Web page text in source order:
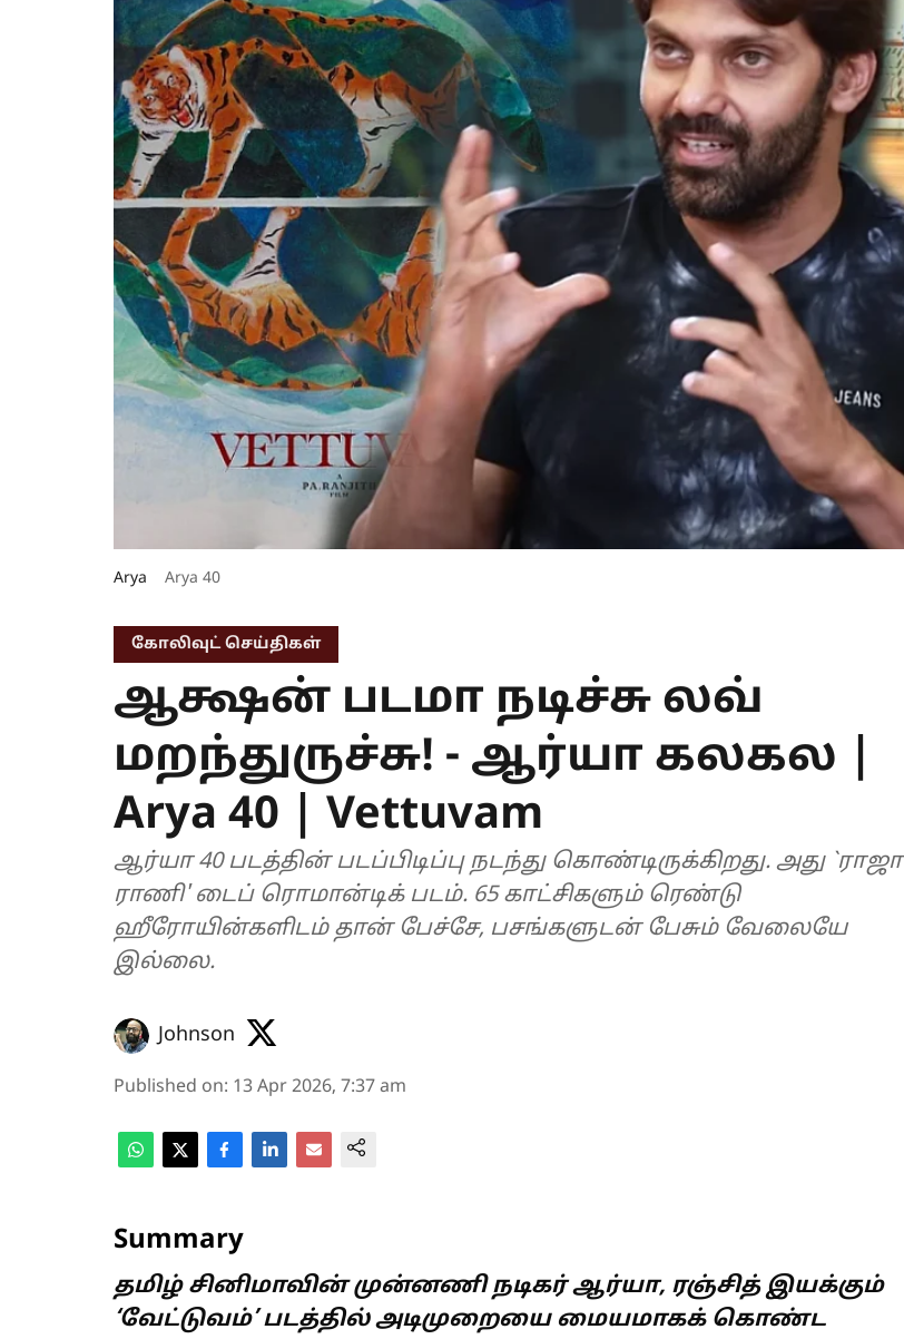
Arya Arya 40
கோலிவுட் செய்திகள்
ஆக்ஷன் படமா நடிச்சு லவ்
மறந்துருச்சு! - ஆர்யா கலகல |
Arya 40 | Vettuvam
ஆர்யா 40 படத்தின் படப்பிடிப்பு நடந்து கொண்டிருக்கிறது. அது `ராஜா
ராணி' டைப் ரொமான்டிக் படம். 65 காட்சிகளும் ரெண்டு
ஹீரோயின்களிடம் தான் பேச்சே, பசங்களுடன் பேசும் வேலையே
இல்லை.
Johnson
Published on: 13 Apr 2026, 7:37 am
Summary
தமிழ் சினிமாவின் முன்னணி நடிகர் ஆர்யா, ரஞ்சித் இயக்கும்
‘வேட்டுவம்’ படத்தில் அடிமுறையை மையமாகக் கொண்ட